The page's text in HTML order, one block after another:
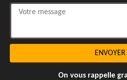
On vous rappelle